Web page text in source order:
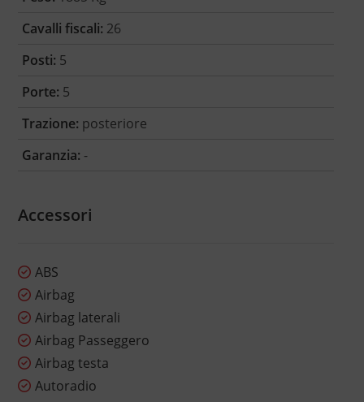
Cavalli fiscali: 26
Posti: 5
Porte: 5
Trazione: posteriore
Garanzia: -
Accessori
ABS
Airbag
Airbag laterali
Airbag Passeggero
Airbag testa
Autoradio